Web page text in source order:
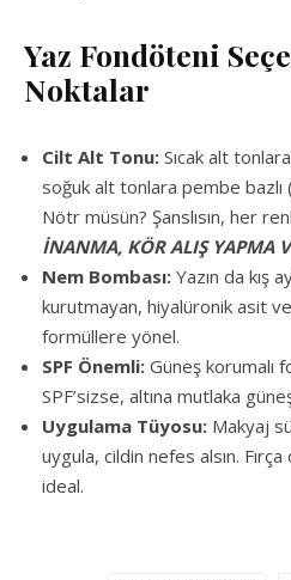
Yaz Fondöteni
Noktalar
Cilt Alt Tonu: Sıcak alt
soğuk alt tonlara pembe
Nötr müsün? Şanslısın, her
İNANMA, KÖR ALIŞ YAPMA
Nem Bombası: Yazın da kış
kurutmayan, hiyalüronik asit
formüllere yönel.
SPF Önemli: Güneş korumalı
SPF’sizse, altına mutlaka
Uygulama Tüyosu: Makyaj
uygula, cildin nefes alsın. Fırça
ideal.